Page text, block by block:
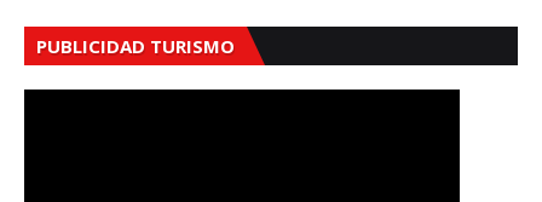
PUBLICIDAD TURISMO